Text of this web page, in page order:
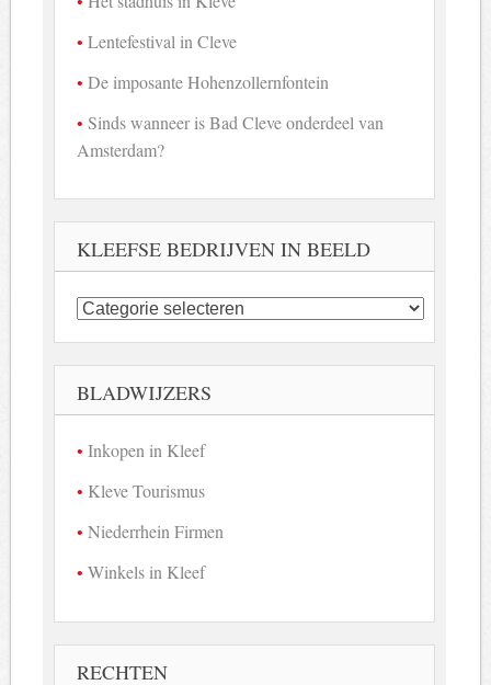
Lentefestival in Cleve
De imposante Hohenzollernfontein
Sinds wanneer is Bad Cleve onderdeel van
Amsterdam?
KLEEFSE BEDRIJVEN IN BEELD
Kleefse
bedrijven
in
beeld
BLADWIJZERS
Inkopen in Kleef
Kleve Tourismus
Niederrhein Firmen
Winkels in Kleef
RECHTEN